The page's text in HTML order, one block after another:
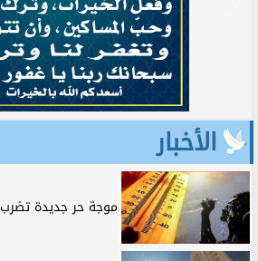
الأخبار
موجة حر جديدة تضرب 8 دول عربية.. هل...